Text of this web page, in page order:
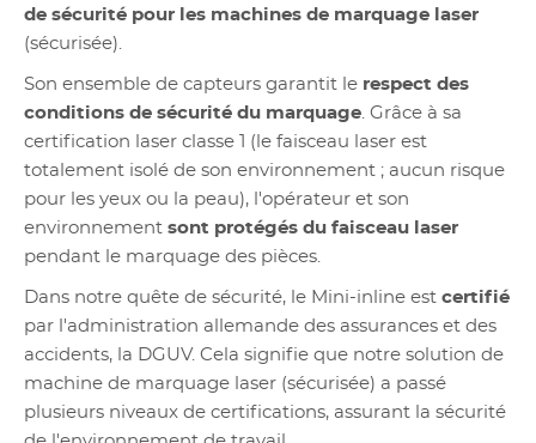
de sécurité pour les machines de marquage laser
(sécurisée).
Son ensemble de capteurs garantit le respect des
conditions de sécurité du marquage. Grâce à sa
certification laser classe 1 (le faisceau laser est
totalement isolé de son environnement ; aucun risque
pour les yeux ou la peau), l'opérateur et son
environnement sont protégés du faisceau laser
pendant le marquage des pièces.
Dans notre quête de sécurité, le Mini-inline est certifié
par l'administration allemande des assurances et des
accidents, la DGUV. Cela signifie que notre solution de
machine de marquage laser (sécurisée) a passé
plusieurs niveaux de certifications, assurant la sécurité